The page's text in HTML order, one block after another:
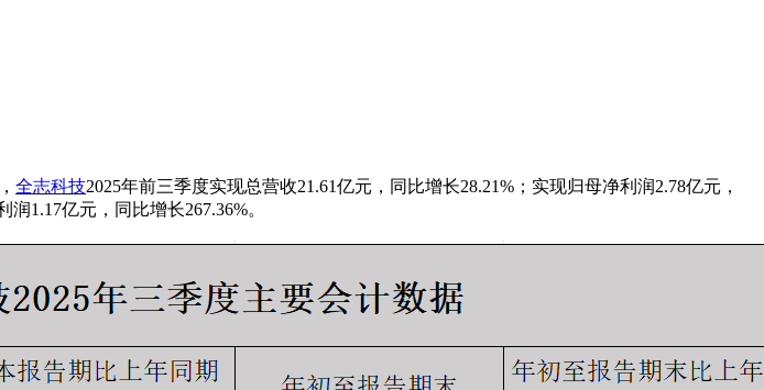
全志科技2025年前三季度实现总营收21.61亿元，同比增长28.21%；实现归母净利润2.78亿元，
1.17亿元，同比增长267.36%。